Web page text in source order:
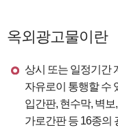
옥외광고물이란
상시 또는 일정기간
자유로이 통행할 수
입간판, 현수막, 벽
가로간판 등 16종의